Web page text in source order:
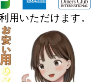
用いただけます。